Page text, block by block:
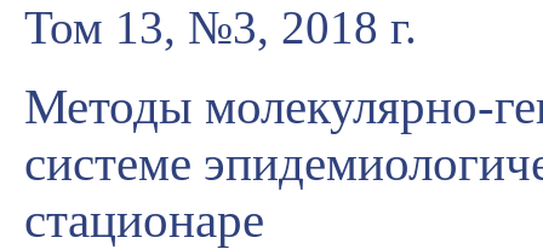
Том 13, №3, 2018 г.
Методы молекулярно-
системе
стационаре